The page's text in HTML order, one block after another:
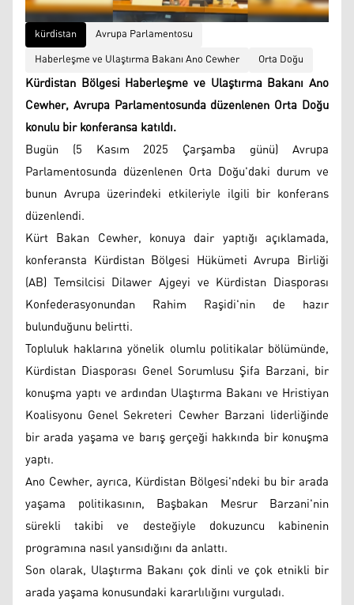
kürdistan
Avrupa Parlamentosu
Haberleşme ve Ulaştırma Bakanı Ano Cewher
Orta Doğu
Kürdistan Bölgesi Haberleşme ve Ulaştırma Bakanı Ano
Cewher, Avrupa Parlamentosunda düzenlenen Orta Doğu
konulu bir konferansa katıldı.
Bugün (5 Kasım 2025 Çarşamba günü) Avrupa
Parlamentosunda düzenlenen Orta Doğu'daki durum ve
bunun Avrupa üzerindeki etkileriyle ilgili bir konferans
düzenlendi.
Kürt Bakan Cewher, konuya dair yaptığı açıklamada,
konferansta Kürdistan Bölgesi Hükümeti Avrupa Birliği
(AB) Temsilcisi Dilawer Ajgeyi ve Kürdistan Diasporası
Konfederasyonundan Rahim Raşidi'nin de hazır
bulunduğunu belirtti.
Topluluk haklarına yönelik olumlu politikalar bölümünde,
Kürdistan Diasporası Genel Sorumlusu Şifa Barzani, bir
konuşma yaptı ve ardından Ulaştırma Bakanı ve Hristiyan
Koalisyonu Genel Sekreteri Cewher Barzani liderliğinde
bir arada yaşama ve barış gerçeği hakkında bir konuşma
yaptı.
Ano Cewher, ayrıca, Kürdistan Bölgesi'ndeki bu bir arada
yaşama politikasının, Başbakan Mesrur ​​Barzani'nin
sürekli takibi ve desteğiyle dokuzuncu kabinenin
programına nasıl yansıdığını da anlattı.
Son olarak, Ulaştırma Bakanı çok dinli ve çok etnikli bir
arada yaşama konusundaki kararlılığını vurguladı.